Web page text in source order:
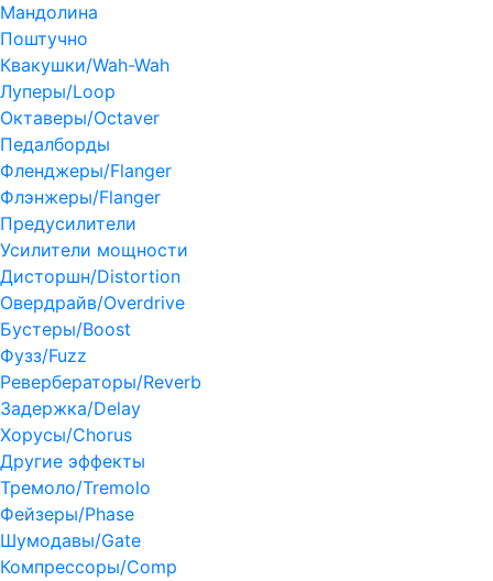
Мандолина
Поштучно
Квакушки/Wah-Wah
Луперы/Loop
Октаверы/Octaver
Педалборды
Фленджеры/Flanger
Флэнжеры/Flanger
Предусилители
Усилители мощности
Дисторшн/Distortion
Овердрайв/Overdrive
Бустеры/Boost
Фузз/Fuzz
Ревербераторы/Reverb
Задержка/Delay
Хорусы/Chorus
Другие эффекты
Тремоло/Tremolo
Фейзеры/Phase
Шумодавы/Gate
Компрессоры/Comp